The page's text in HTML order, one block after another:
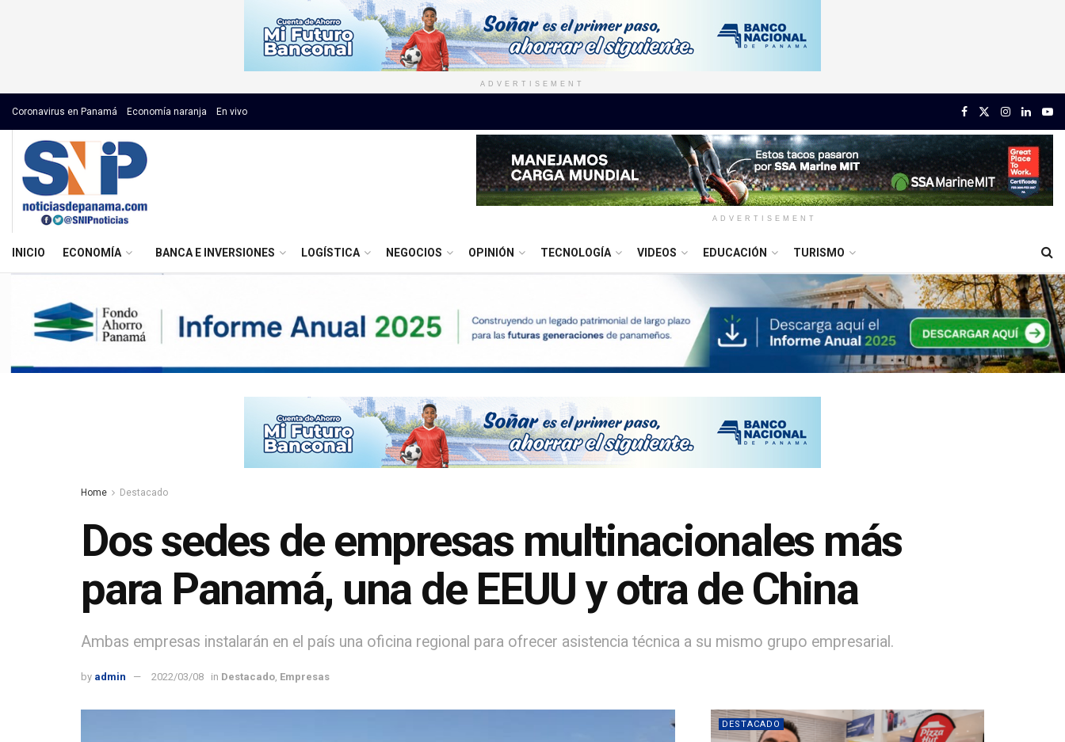
ADVERTISEMENT
Coronavirus en Panamá Economía naranja En vivo
ADVERTISEMENT
INICIO ECONOMÍA BANCA E INVERSIONES LOGÍSTICA NEGOCIOS OPINIÓN TECNOLOGÍA VIDEOS EDUCACIÓN TURISMO
Home Destacado
Dos sedes de empresas multinacionales más
para Panamá, una de EEUU y otra de China
Ambas empresas instalarán en el país una oficina regional para ofrecer asistencia técnica a su mismo grupo empresarial.
by admin 2022/03/08 in Destacado Empresas
DESTACADO